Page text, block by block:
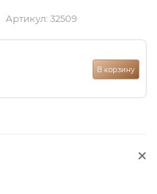
Артикул: 32509
В корзину